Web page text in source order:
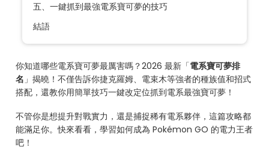
五、一鍵抓到最強電系寶可夢的技巧
結語
你知道哪些電系寶可夢最厲害嗎？2026 最新「電系寶可夢排
名」揭曉！不僅告訴你捷克羅姆、電束木等強者的種族值和招式
搭配，還教你用簡單技巧一鍵改定位抓到電系最強寶可夢！
不管你是想提升對戰實力，還是捕捉稀有電系夥伴，這篇攻略都
能滿足你。快來看看，學習如何成為 Pokémon GO 的電力王者
吧！